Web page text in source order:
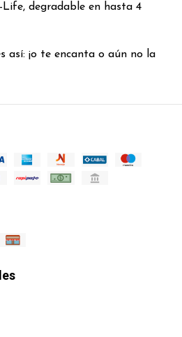
Life, degradable en hasta 4
así: ¡o te encanta o aún no la